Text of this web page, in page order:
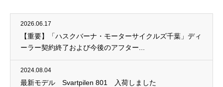
2026.06.17
【重要】「ハスクバーナ・モーターサイクルズ千葉」ディ
ーラー契約終了および今後のアフター...
2024.08.04
最新モデル Svartpilen 801 入荷しました